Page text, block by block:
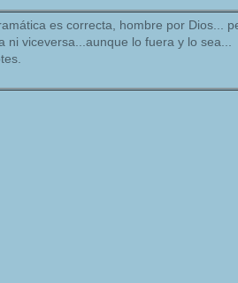
es correcta, hombre por Dios...
ni viceversa...aunque lo fuera y lo sea...